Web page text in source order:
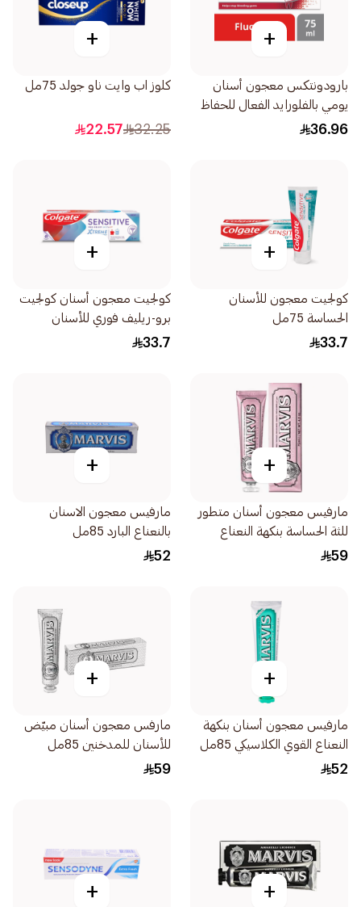
+
بارودونتكس معجون أسنان
يومي بالفلورايد الفعال للحفاظ
على صحة اللثة والأسنان 75مل
36.96
+
كلوز اب وايت ناو جولد 75مل
32.25
22.57
+
كولجيت معجون للأسنان
الحساسة 75مل
33.7
+
كولجيت معجون أسنان كولجيت
برو-ريليف فوري للأسنان
الحساسة أقصى درجات الحرارة
33.7
+
مارفيس معجون أسنان متطور
للثة الحساسة بنكهة النعناع
المهدئ واللطيف 75مل
59
+
مارفيس معجون الاسنان
بالنعناع البارد 85مل
52
+
مارفيس معجون أسنان بنكهة
النعناع القوي الكلاسيكي 85مل
52
+
مارفس معجون أسنان مبيّض
للأسنان للمدخنين 85مل
59
+
+